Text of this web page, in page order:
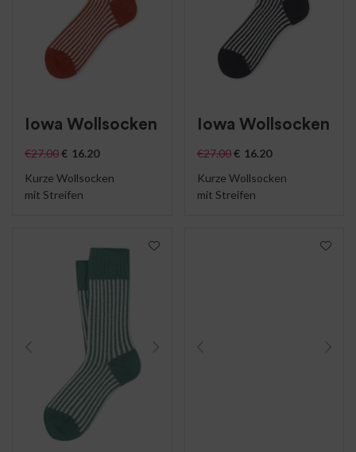
Iowa Wollsocken
€27.00€ 16.20
Kurze Wollsocken
mit Streifen
Iowa Wollsocken
€27.00 € 16.20
Kurze Wollsocken
mit Streifen